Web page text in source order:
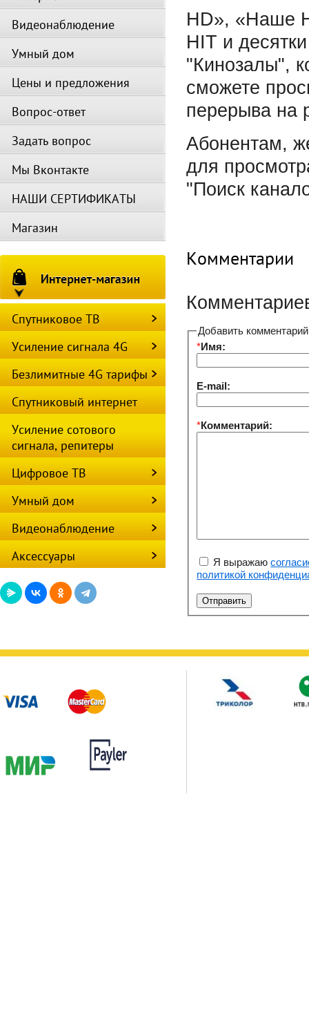
HD», «Наше
HIT и
"Кинозалы",
сможете
перерыва на
Абонентам,
для
"Поиск
Комментарии
Добавить комментарий
*Имя:
E-mail:
*Комментарий:
Я выражаю
политикой
Видеонаблюдение
Умный дом
Цены и предложения
Вопрос-ответ
Задать вопрос
Мы Вконтакте
НАШИ СЕРТИФИКАТЫ
Магазин
Спутниковое ТВ
Усиление сигнала 4G
Безлимитные 4G тарифы
Спутниковый интернет
Усиление сотового
сигнала, репитеры
Цифровое ТВ
Умный дом
Видеонаблюдение
Аксессуары